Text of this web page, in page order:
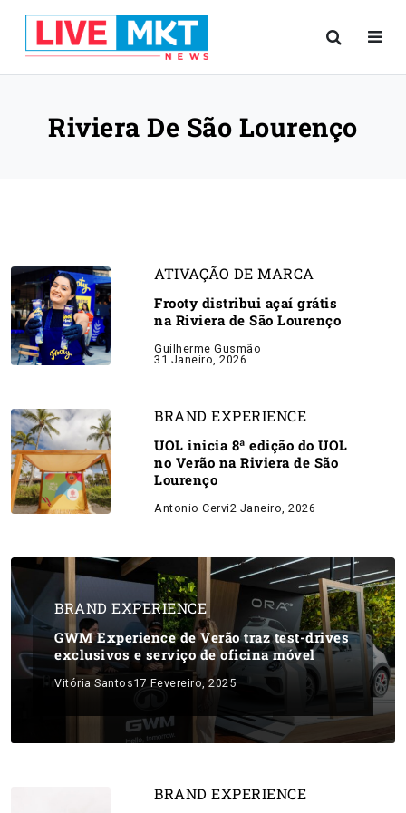
Riviera De São Lourenço
ATIVAÇÃO DE MARCA
Frooty distribui açaí grátis
na Riviera de São Lourenço
Guilherme Gusmão
31 Janeiro, 2026
BRAND EXPERIENCE
UOL inicia 8ª edição do UOL
no Verão na Riviera de São
Lourenço
Antonio Cervi2 Janeiro, 2026
BRAND EXPERIENCE
GWM Experience de Verão traz test-drives
exclusivos e serviço de oficina móvel
Vitória Santos17 Fevereiro, 2025
BRAND EXPERIENCE